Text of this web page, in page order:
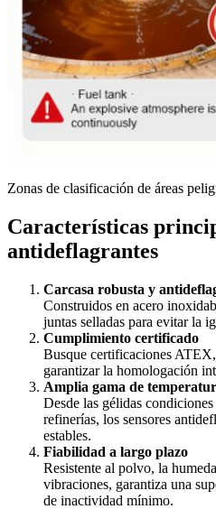
Zonas de clasificación de áreas
Características
antideflagrantes
Carcasa robusta y
Construidos en acero
juntas selladas para evitar la
Cumplimiento certificado
Busque certificaciones
garantizar la homologación
Amplia gama de
Desde las gélidas
refinerías, los sensores
estables.
Fiabilidad a largo plazo
Resistente al polvo, la
vibraciones, garantiza una
de inactividad mínimo.